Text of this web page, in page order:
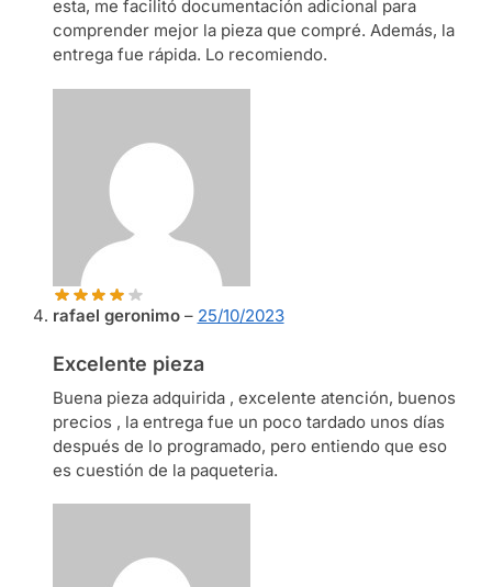
esta, me facilitó documentación adicional para
comprender mejor la pieza que compré. Además, la
entrega fue rápida. Lo recomiendo.
rafael geronimo – 25/10/2023
Excelente pieza
Buena pieza adquirida , excelente atención, buenos
precios , la entrega fue un poco tardado unos días
después de lo programado, pero entiendo que eso
es cuestión de la paqueteria.